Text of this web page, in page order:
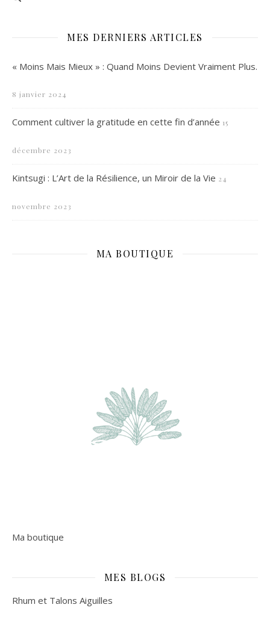
MES DERNIERS ARTICLES
« Moins Mais Mieux » : Quand Moins Devient Vraiment Plus.
8 janvier 2024
Comment cultiver la gratitude en cette fin d’année 15
décembre 2023
Kintsugi : L’Art de la Résilience, un Miroir de la Vie 24
novembre 2023
MA BOUTIQUE
Ma boutique
MES BLOGS
Rhum et Talons Aiguilles